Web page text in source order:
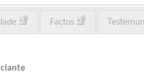
Factos